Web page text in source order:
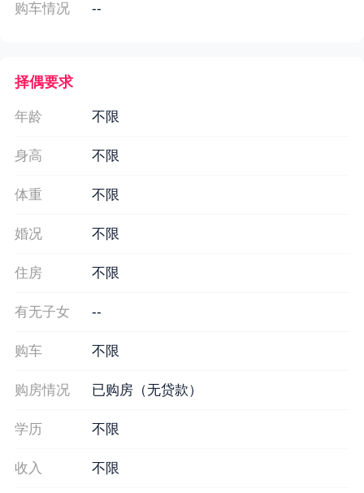
购车情况 --
择偶要求
年龄 不限
身高 不限
体重 不限
婚况 不限
住房 不限
有无子女 --
购车 不限
购房情况 已购房（无贷款）
学历 不限
收入 不限